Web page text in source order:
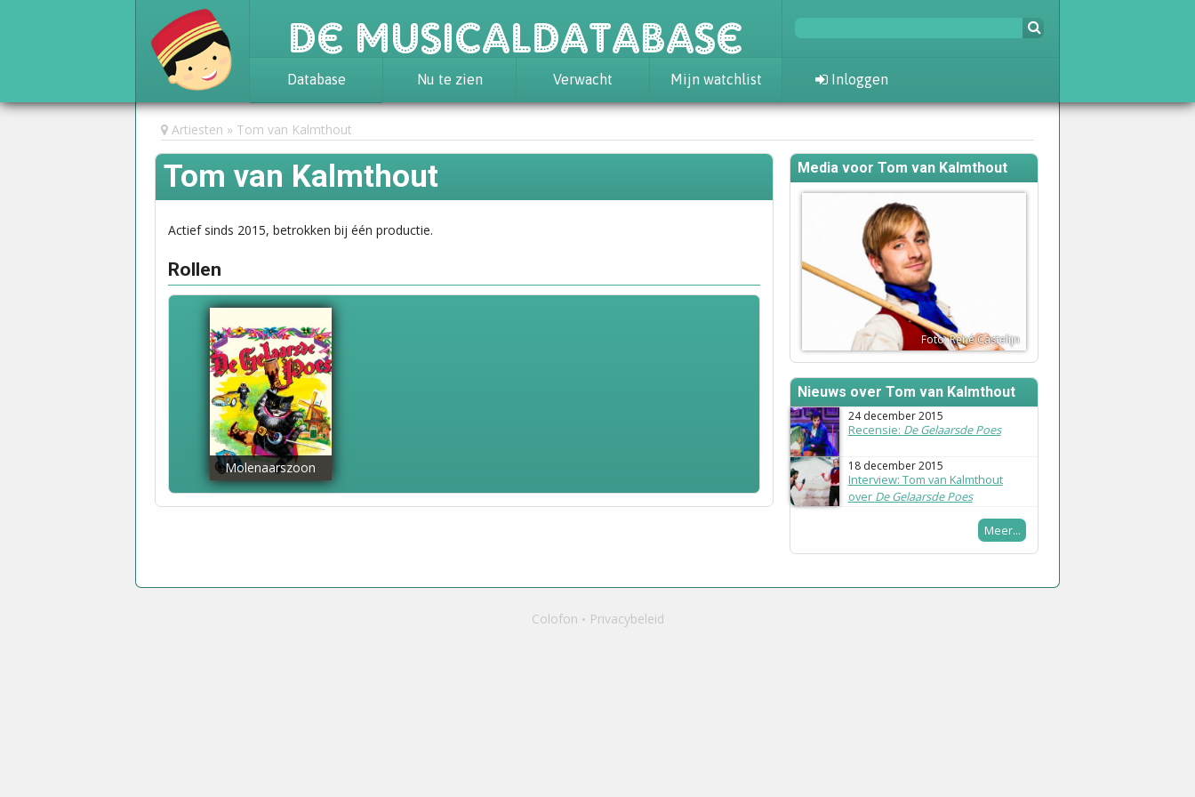
De Musicaldatabase
Database
Achtergrond
Awards
Statistieken
Nu te zien Verwacht Mijn watchlist Inloggen
Artiesten Tom van Kalmthout
Tom van Kalmthout
Actief sinds 2015, betrokken bij één productie.
Rollen
Molenaarszoon
Media voor Tom van Kalmthout
Foto: René Castelijn
Nieuws over Tom van Kalmthout
24 december 2015
Recensie: De Gelaarsde Poes
18 december 2015
Interview: Tom van Kalmthout
over De Gelaarsde Poes
Meer...
Colofon Privacybeleid